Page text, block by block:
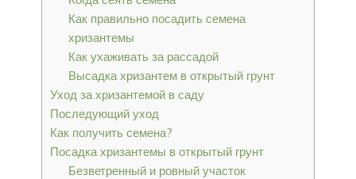
Как правильно посадить семена
хризантемы
Как ухаживать за рассадой
Высадка хризантем в открытый грунт
Уход за хризантемой в саду
Последующий уход
Как получить семена?
Посадка хризантемы в открытый грунт
Безветренный и ровный участок